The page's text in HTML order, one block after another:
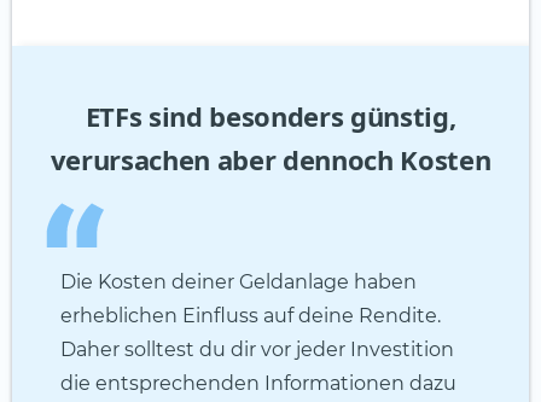
ETFs sind besonders günstig,
verursachen aber dennoch Kosten
Die Kosten deiner Geldanlage haben
erheblichen Einfluss auf deine Rendite.
Daher solltest du dir vor jeder Investition
die entsprechenden Informationen dazu